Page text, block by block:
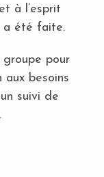
à l’esprit
a été faite.
pour
aux besoins
suivi de